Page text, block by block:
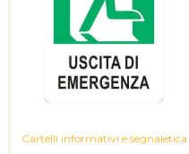
Cartelli informativi e segnaletica